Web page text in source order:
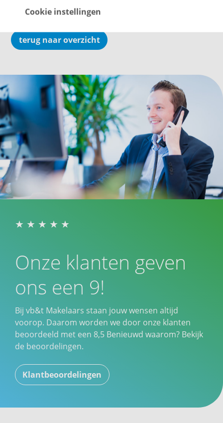
terug naar overzicht
Onze klanten geven
ons een 9!
Bij vb&t Makelaars staan jouw wensen altijd
voorop. Daarom worden we door onze klanten
beoordeeld met een 8,5 Benieuwd waarom? Bekijk
de beoordelingen.
Klantbeoordelingen
Cookie instellingen